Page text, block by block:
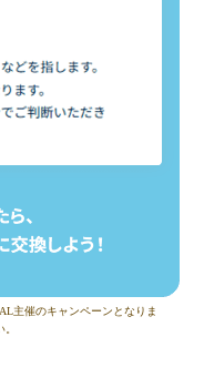
主催のキャンペーンとなりま